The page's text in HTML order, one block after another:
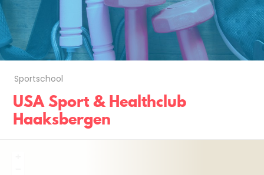
Sportschool
USA Sport & Healthclub
Haaksbergen